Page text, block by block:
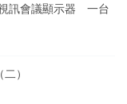
訊會議顯示器 一台
）